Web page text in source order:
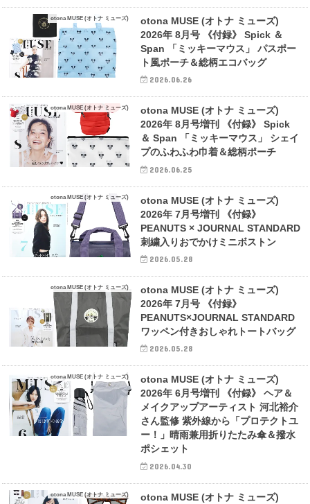
otona MUSE (オトナ ミューズ)
otona MUSE (オトナ ミューズ)
2026年 8月号 《付録》 Spick ＆
Span 「ミッキーマウス」 パスポー
ト風ポーチ＆総柄エコバッグ
2026.06.26
otona MUSE (オトナ ミューズ)
otona MUSE (オトナ ミューズ)
2026年 8月号増刊 《付録》 Spick
＆ Span 「ミッキーマウス」 シェイ
プのふわふわ巾着＆総柄ポーチ
2026.06.25
otona MUSE (オトナ ミューズ)
otona MUSE (オトナ ミューズ)
2026年 7月号増刊 《付録》
PEANUTS × JOURNAL STANDARD
刺繍入りおでかけミニボストン
2026.05.28
otona MUSE (オトナ ミューズ)
otona MUSE (オトナ ミューズ)
2026年 7月号 《付録》
PEANUTS×JOURNAL STANDARD
ワッペン付きおしゃれトートバッグ
2026.05.28
otona MUSE (オトナ ミューズ)
otona MUSE (オトナ ミューズ)
2026年 6月号増刊 《付録》 ヘア＆
メイクアップアーティスト 河北裕介
さん監修 紫外線から「プロテクトユ
ー！」晴雨兼用折りたたみ傘＆撥水
ポシェット
2026.04.30
otona MUSE (オトナ ミューズ)
otona MUSE (オトナ ミューズ)